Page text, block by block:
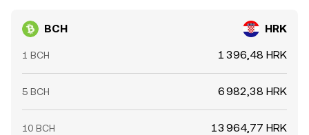
BCH HRK
1 BCH 1 396,48 HRK
5 BCH 6 982,38 HRK
10 BCH 13 964,77 HRK